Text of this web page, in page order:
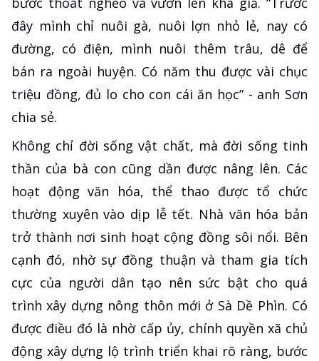
đây mình chỉ nuôi gà, nuôi lợn nhỏ lẻ, nay có
đường, có điện, mình nuôi thêm trâu, dê để
bán ra ngoài huyện. Có năm thu được vài chục
triệu đồng, đủ lo cho con cái ăn học” - anh Sơn
chia sẻ.
Không chỉ đời sống vật chất, mà đời sống tinh
thần của bà con cũng dần được nâng lên. Các
hoạt động văn hóa, thể thao được tổ chức
thường xuyên vào dịp lễ tết. Nhà văn hóa bản
trở thành nơi sinh hoạt cộng đồng sôi nổi. Bên
cạnh đó, nhờ sự đồng thuận và tham gia tích
cực của người dân tạo nên sức bật cho quá
trình xây dựng nông thôn mới ở Sà Dề Phìn. Có
được điều đó là nhờ cấp ủy, chính quyền xã chủ
động xây dựng lộ trình triển khai rõ ràng, bước